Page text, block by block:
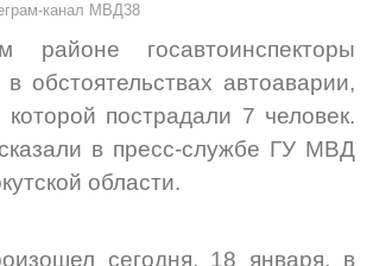
канал МВД38
районе госавтоинспекторы
обстоятельствах автоаварии,
которой пострадали 7 человек.
в пресс-службе ГУ МВД
области.
сегодня, 18 января, в